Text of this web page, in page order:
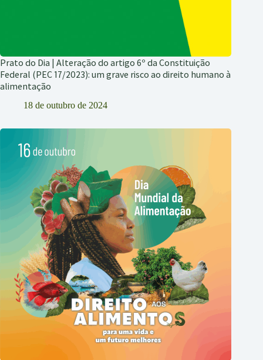
Prato do Dia | Alteração do artigo 6º da Constituição
Federal (PEC 17/2023): um grave risco ao direito humano à
alimentação
18 de outubro de 2024